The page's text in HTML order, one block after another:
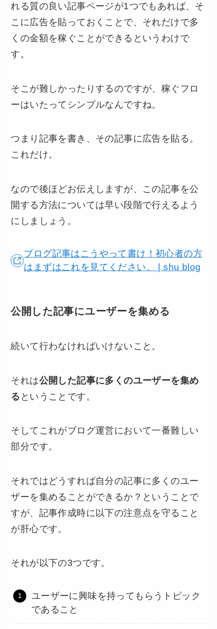
れる質の良い記事ページが1つでもあれば、そ
こに広告を貼っておくことで、それだけで多
くの金額を稼ぐことができるというわけで
す。
そこが難しかったりするのですが、稼ぐフロ
ーはいたってシンプルなんですね。
つまり記事を書き、その記事に広告を貼る。
これだけ。
なので後ほどお伝えしますが、この記事を公
開する方法については早い段階で行えるよう
にしましょう。
ブログ記事はこうやって書け！初心者の方
はまずはこれを見てください。 | shu blog
公開した記事にユーザーを集める
続いて行わなければいけないこと。
それは公開した記事に多くのユーザーを集め
る ということです。
そしてこれがブログ運営において一番難しい
部分です。
それではどうすれば自分の記事に多くのユー
ザーを集めることができるか？ということで
すが、記事作成時に以下の注意点を守ること
が肝心です。
それが以下の3つです。
ユーザーに興味を持ってもらうトピック
であること